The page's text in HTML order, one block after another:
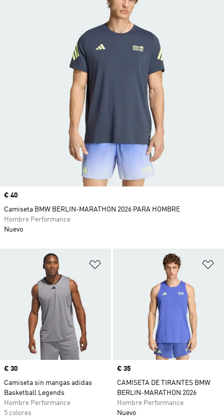
Añadir a la lista de deseos
Precio
€ 30
Camiseta sin mangas adidas
Basketball Legends
Hombre Performance
5 colores
Precio
€ 35
CAMISETA DE TIRANTES BMW
BERLIN-MARATHON 2026
Hombre Performance
Nuevo
Precio
€ 40
Camiseta BMW BERLIN-MARATHON 2026 PARA HOMBRE
Hombre Performance
Nuevo